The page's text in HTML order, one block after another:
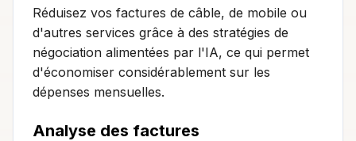
Réduisez vos factures de câble, de mobile ou
d'autres services grâce à des stratégies de
négociation alimentées par l'IA, ce qui permet
d'économiser considérablement sur les
dépenses mensuelles.
Analyse des factures